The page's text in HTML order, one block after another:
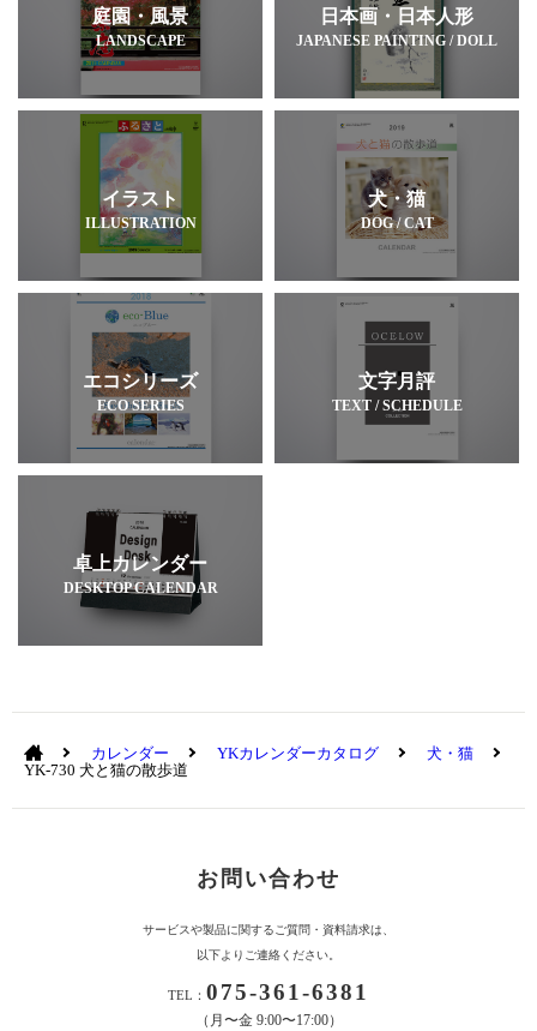
庭園・風景
LANDSCAPE
日本画・日本人形
JAPANESE PAINTING / DOLL
イラスト
ILLUSTRATION
犬・猫
DOG / CAT
エコシリーズ
ECO SERIES
文字月評
TEXT / SCHEDULE
卓上カレンダー
DESKTOP CALENDAR
カレンダー YKカレンダーカタログ
犬・猫
YK-730 犬と猫の散歩道
お問い合わせ
サービスや製品に関するご質問・資料請求は、
以下よりご連絡ください。
TEL： 075-361-6381
（月〜金 9:00〜17:00）